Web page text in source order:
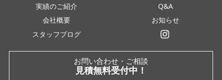
実績のご紹介
Q&A
会社概要
お知らせ
スタッフブログ
お問い合わせ・ご相談
見積無料受付中！